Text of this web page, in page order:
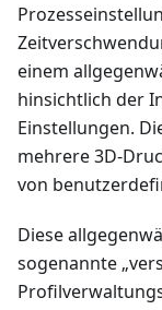
einem
hinsichtlich der
Einstellungen.
mehrere 3D-
von
Diese
sogenannte